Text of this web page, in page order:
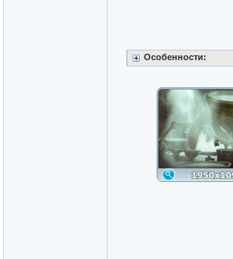
Особенности: